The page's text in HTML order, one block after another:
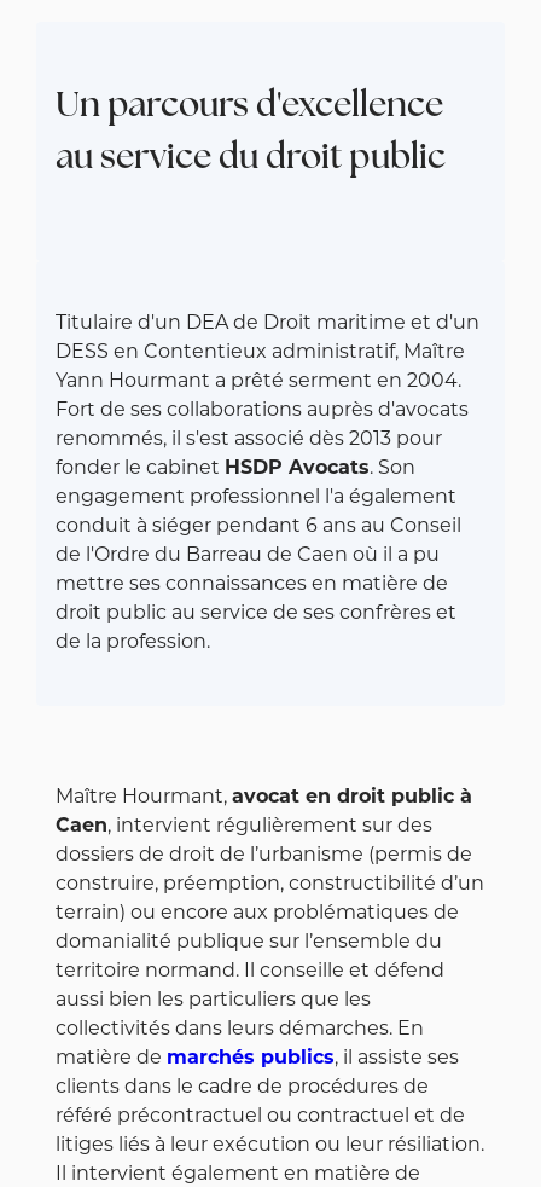
Un parcours d'excellence
au service du droit public
Titulaire d'un DEA de Droit maritime et d'un
DESS en Contentieux administratif, Maître
Yann Hourmant a prêté serment en 2004.
Fort de ses collaborations auprès d'avocats
renommés, il s'est associé dès 2013 pour
fonder le cabinet HSDP Avocats. Son
engagement professionnel l'a également
conduit à siéger pendant 6 ans au Conseil
de l'Ordre du Barreau de Caen où il a pu
mettre ses connaissances en matière de
droit public au service de ses confrères et
de la profession.
Maître Hourmant, avocat en droit public à
Caen, intervient régulièrement sur des
dossiers de droit de l’urbanisme (permis de
construire, préemption, constructibilité d’un
terrain) ou encore aux problématiques de
domanialité publique sur l’ensemble du
territoire normand. Il conseille et défend
aussi bien les particuliers que les
collectivités dans leurs démarches. En
matière de marchés publics, il assiste ses
clients dans le cadre de procédures de
référé précontractuel ou contractuel et de
litiges liés à leur exécution ou leur résiliation.
Il intervient également en matière de